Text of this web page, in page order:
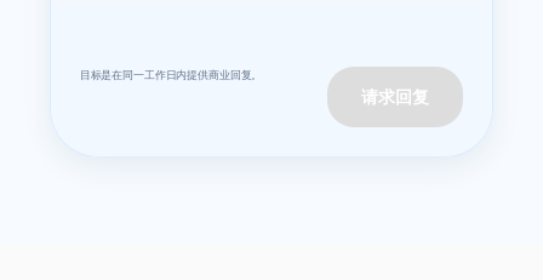
目标是在同一工作日内提供商业回复。
请求回复